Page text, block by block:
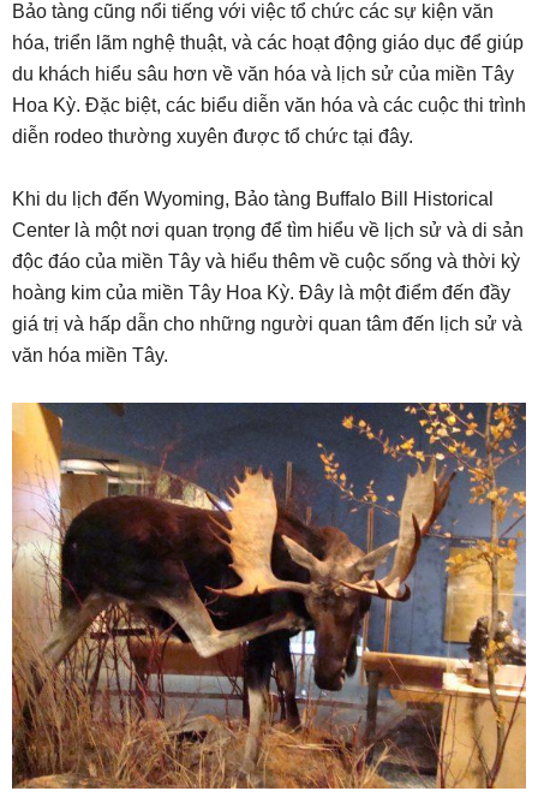
Bảo tàng cũng nổi tiếng với việc tổ chức các sự kiện văn
hóa, triển lãm nghệ thuật, và các hoạt động giáo dục để giúp
du khách hiểu sâu hơn về văn hóa và lịch sử của miền Tây
Hoa Kỳ. Đặc biệt, các biểu diễn văn hóa và các cuộc thi trình
diễn rodeo thường xuyên được tổ chức tại đây.
Khi du lịch đến Wyoming, Bảo tàng Buffalo Bill Historical
Center là một nơi quan trọng để tìm hiểu về lịch sử và di sản
độc đáo của miền Tây và hiểu thêm về cuộc sống và thời kỳ
hoàng kim của miền Tây Hoa Kỳ. Đây là một điểm đến đầy
giá trị và hấp dẫn cho những người quan tâm đến lịch sử và
văn hóa miền Tây.